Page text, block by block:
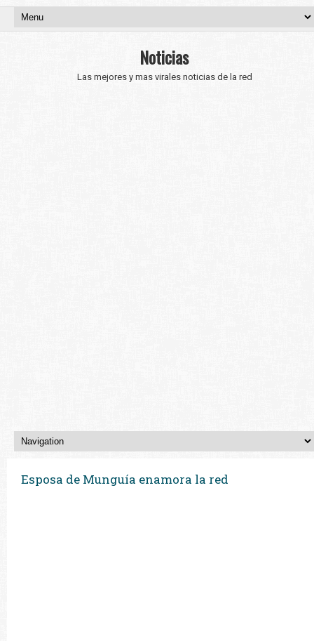
Noticias
Las mejores y mas virales noticias de la red
Esposa de Munguía enamora la red